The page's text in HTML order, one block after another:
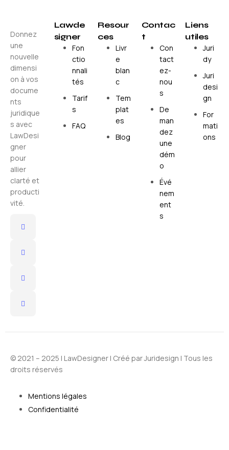
Donnez
une
nouvelle
dimensi
on à vos
docume
nts
juridique
s avec
LawDesi
gner
pour
allier
clarté et
producti
vité.
Lawde
signer
Fon
ctio
nnali
tés
Tarif
s
FAQ
Resour
ces
Livr
e
blan
c
Tem
plat
es
Blog
Contac
t
Con
tact
ez-
nou
s
De
man
dez
une
dém
o
Évé
nem
ent
s
Liens
utiles
Juri
dy
Juri
desi
gn
For
mati
ons
© 2021 – 2025 | LawDesigner | Créé parJuridesign | Tous les
droits réservés
Mentions légales
Confidentialité